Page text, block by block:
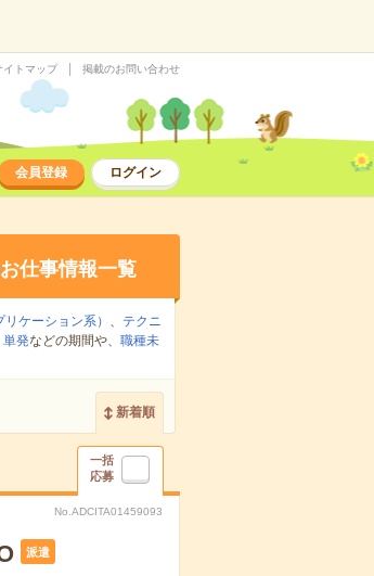
イトマップ 掲載のお問い合わせ
会員登録 ログイン
仕事情報一覧
ケーション系） 、
テクニ
単発などの期間や、 職種未
新着順
一括
応募
No.ADCITA01459093
派遣